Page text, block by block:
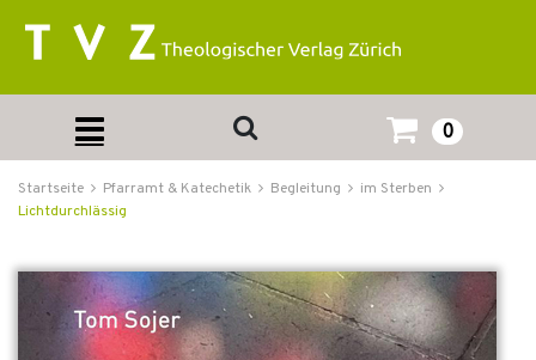
0
Startseite Pfarramt & Katechetik Begleitung
im Sterben
Lichtdurchlässig